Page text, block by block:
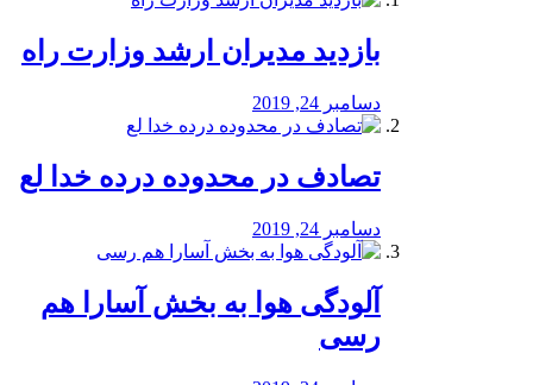
بازدید مدیران ارشد وزارت راه
دسامبر 24, 2019
تصادف در محدوده درده خدا لع
دسامبر 24, 2019
آلودگی هوا به بخش آسارا هم
رسی